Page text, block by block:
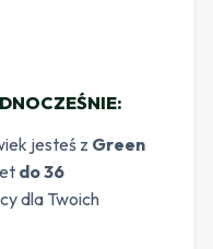
jesteś z Green
do36
dla Twoich